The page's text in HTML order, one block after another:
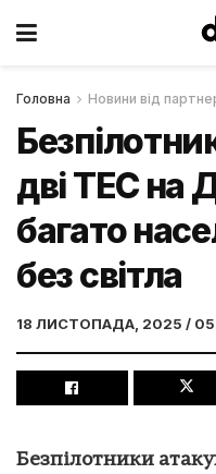
Головна Новини від
дві ТЕС на
багато
без світла
18 ЛИСТОПАДА, 2025 /
Безпілотники